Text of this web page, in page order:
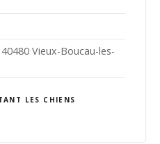
Vieux-Boucau-les-
LES CHIENS